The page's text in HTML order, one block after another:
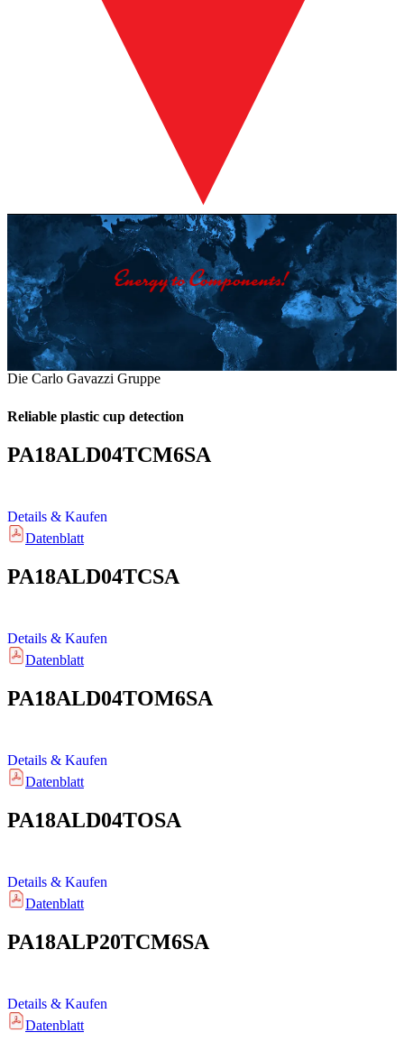
Die Carlo Gavazzi Gruppe
Reliable plastic cup detection
PA18ALD04TCM6SA
Details & Kaufen
Datenblatt
PA18ALD04TCSA
Details & Kaufen
Datenblatt
PA18ALD04TOM6SA
Details & Kaufen
Datenblatt
PA18ALD04TOSA
Details & Kaufen
Datenblatt
PA18ALP20TCM6SA
Details & Kaufen
Datenblatt